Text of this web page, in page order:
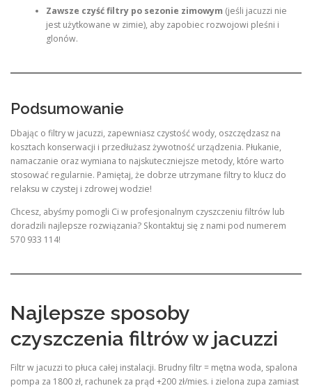
Zawsze czyść filtry po sezonie zimowym (jeśli jacuzzi nie
jest użytkowane w zimie), aby zapobiec rozwojowi pleśni i
glonów.
Podsumowanie
Dbając o filtry w jacuzzi, zapewniasz czystość wody, oszczędzasz na
kosztach konserwacji i przedłużasz żywotność urządzenia. Płukanie,
namaczanie oraz wymiana to najskuteczniejsze metody, które warto
stosować regularnie. Pamiętaj, że dobrze utrzymane filtry to klucz do
relaksu w czystej i zdrowej wodzie!
Chcesz, abyśmy pomogli Ci w profesjonalnym czyszczeniu filtrów lub
doradzili najlepsze rozwiązania? Skontaktuj się z nami pod numerem
570 933 114!
Najlepsze sposoby
czyszczenia filtrów w jacuzzi
Filtr w jacuzzi to płuca całej instalacji. Brudny filtr = mętna woda, spalona
pompa za 1800 zł, rachunek za prąd +200 zł/mies. i zielona zupa zamiast